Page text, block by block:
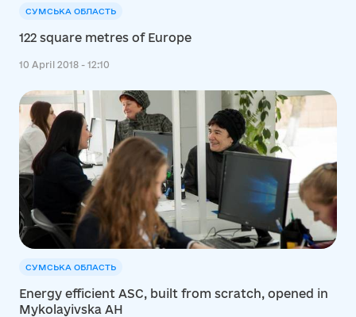
СУМСЬКА ОБЛАСТЬ
122 square metres of Europe
10 April 2018 - 12:10
СУМСЬКА ОБЛАСТЬ
Energy efficient ASC, built from scratch, opened in
Mykolayivska AH